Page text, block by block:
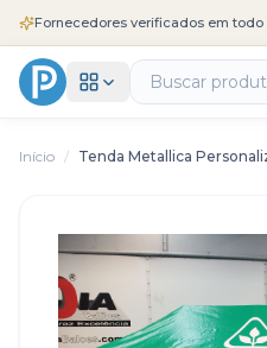
Início / Tenda Metallica